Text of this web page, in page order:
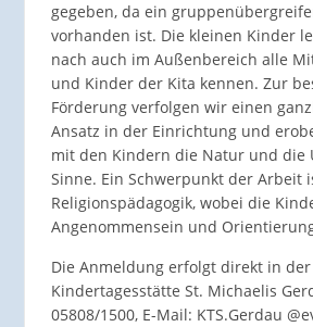
gegeben, da ein
vorhanden ist. Die kleinen Kinder
nach auch im Außenbereich alle
und Kinder der Kita kennen. Zur
Förderung verfolgen wir einen
Ansatz in der Einrichtung und
mit den Kindern die Natur und die
Sinne. Ein Schwerpunkt der Arbeit
Religionspädagogik, wobei die
Angenommensein und
Die Anmeldung erfolgt direkt in der
Kindertagesstätte St. Michaelis
05808/1500, E-Mail: KTS.Gerdau